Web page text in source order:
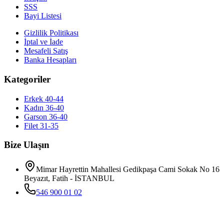
SSS
Bayi Listesi
Gizlilik Politikası
İptal ve İade
Mesafeli Satış
Banka Hesapları
Kategoriler
Erkek 40-44
Kadın 36-40
Garson 36-40
Filet 31-35
Bize Ulaşın
Mimar Hayrettin Mahallesi Gedikpaşa Cami Sokak No 16
Beyazıt, Fatih - İSTANBUL
546 900 01 02